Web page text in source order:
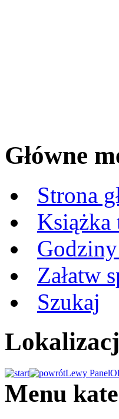
Główne
Strona
Książka
Załatw
Szukaj
Lewy Panel
Menu